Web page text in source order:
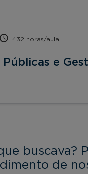
432 horas/aula
e
buscava?
de